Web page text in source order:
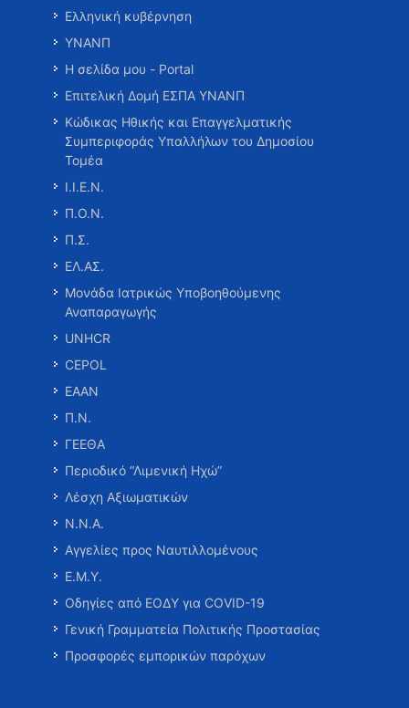
Ελληνική κυβέρνηση
ΥΝΑΝΠ
Η σελίδα μου - Portal
Επιτελική Δομή ΕΣΠΑ ΥΝΑΝΠ
Κώδικας Ηθικής και Επαγγελματικής
Συμπεριφοράς Υπαλλήλων του Δημοσίου
Τομέα
Ι.Ι.Ε.Ν.
Π.Ο.Ν.
Π.Σ.
ΕΛ.ΑΣ.
Μονάδα Ιατρικώς Υποβοηθούμενης
Αναπαραγωγής
UNHCR
CEPOL
ΕΑΑΝ
Π.Ν.
ΓΕΕΘΑ
Περιοδικό “Λιμενική Ηχώ”
Λέσχη Αξιωματικών
Ν.Ν.Α.
Αγγελίες προς Ναυτιλλομένους
Ε.Μ.Υ.
Οδηγίες από ΕΟΔΥ για COVID-19
Γενική Γραμματεία Πολιτικής Προστασίας
Προσφορές εμπορικών παρόχων